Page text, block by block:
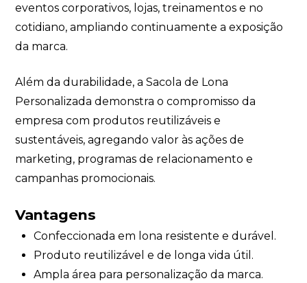
eventos corporativos, lojas, treinamentos e no
cotidiano, ampliando continuamente a exposição
da marca.
Além da durabilidade, a Sacola de Lona
Personalizada demonstra o compromisso da
empresa com produtos reutilizáveis e
sustentáveis, agregando valor às ações de
marketing, programas de relacionamento e
campanhas promocionais.
Vantagens
Confeccionada em lona resistente e durável.
Produto reutilizável e de longa vida útil.
Ampla área para personalização da marca.